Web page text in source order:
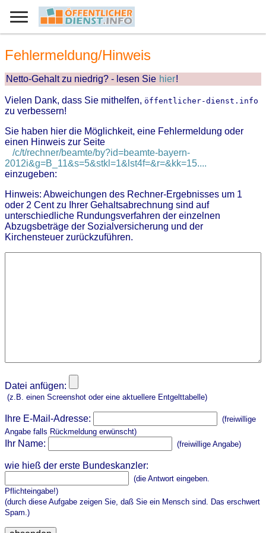
Fehlermeldung/Hinweis
Netto-Gehalt zu niedrig? - lesen Sie hier!
Vielen Dank, dass Sie mithelfen, öffentlicher-dienst.info
zu verbessern!
Sie haben hier die Möglichkeit, eine Fehlermeldung oder
einen Hinweis zur Seite
/c/t/rechner/beamte/by?id=beamte-bayern-
2012i&g=B_11&s=5&stkl=1&lst4f=&r=&kk=15....
einzugeben:
Hinweis: Abweichungen des Rechner-Ergebnisses um 1
oder 2 Cent zu Ihrer Gehaltsabrechnung sind auf
unterschiedliche Rundungsverfahren der einzelnen
Abzugsbeträge der Sozialversicherung und der
Kirchensteuer zurückzuführen.
Datei anfügen:
(z.B. einen Screenshot oder eine aktuellere Entgelttabelle)
Ihre E-Mail-Adresse:
(freiwillige
Angabe falls Rückmeldung erwünscht)
Ihr Name: (freiwillige Angabe)
wie hieß der erste Bundeskanzler:
(die Antwort eingeben.
Pflichteingabe!)
(durch diese Aufgabe zeigen Sie, daß Sie ein Mensch sind. Das erschwert
Spam.)